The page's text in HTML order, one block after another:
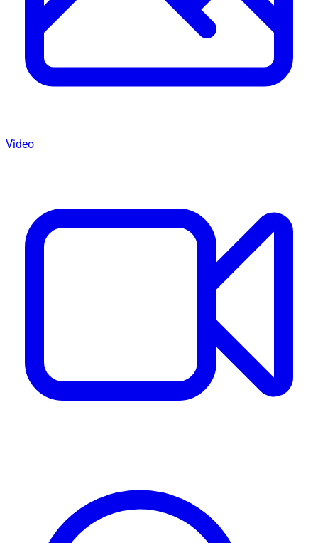
Video